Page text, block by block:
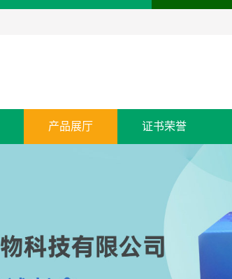
产品展厅 证书荣誉